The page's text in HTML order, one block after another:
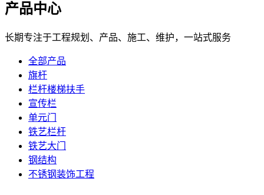
产品中心
长期专注于工程规划、产品、施工、维护，一站式服务
全部产品
旗杆
栏杆楼梯扶手
宣传栏
单元门
铁艺栏杆
铁艺大门
钢结构
不锈钢装饰工程